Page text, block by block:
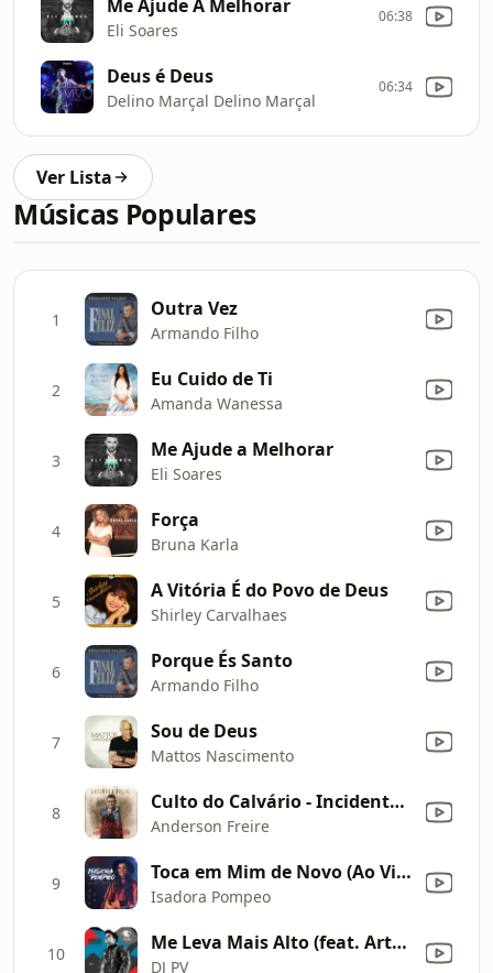
Me Ajude A Melhorar
Eli Soares
06:38
Deus é Deus
Delino Marçal Delino Marçal
06:34
Ver Lista
Músicas Populares
1 Outra Vez
Armando Filho
2 Eu Cuido de Ti
Amanda Wanessa
3 Me Ajude a Melhorar
Eli Soares
4 Força
Bruna Karla
5 A Vitória É do Povo de Deus
Shirley Carvalhaes
6 Porque És Santo
Armando Filho
7 Sou de Deus
Mattos Nascimento
8 Culto do Calvário - Incidental: Rude Cruz
Anderson Freire
9 Toca em Mim de Novo (Ao Vivo)
Isadora Pompeo
10 Me Leva Mais Alto (feat. Arthur Henrique & John Stecca)
DJ PV